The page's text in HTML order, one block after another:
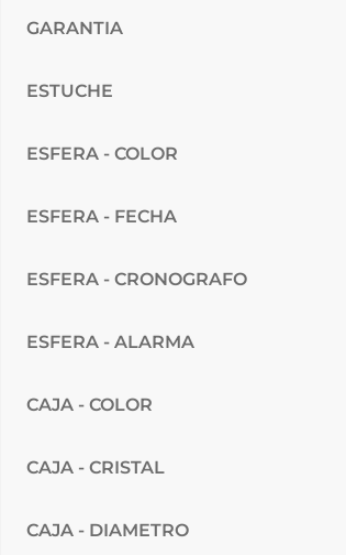
GARANTIA
ESTUCHE
ESFERA - COLOR
ESFERA - FECHA
ESFERA - CRONOGRAFO
ESFERA - ALARMA
CAJA - COLOR
CAJA - CRISTAL
CAJA - DIAMETRO